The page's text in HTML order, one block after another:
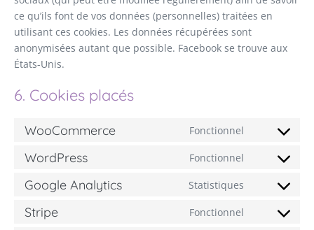
ce qu’ils font de vos données (personnelles) traitées en
utilisant ces cookies. Les données récupérées sont
anonymisées autant que possible. Facebook se trouve aux
États-Unis.
6. Cookies placés
WooCommerce Fonctionnel
WordPress Fonctionnel
Google Analytics Statistiques
Stripe Fonctionnel